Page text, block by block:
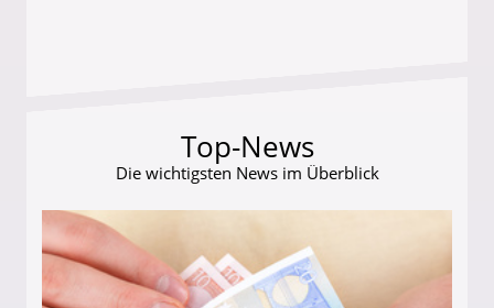
Top-News
Die wichtigsten News im Überblick